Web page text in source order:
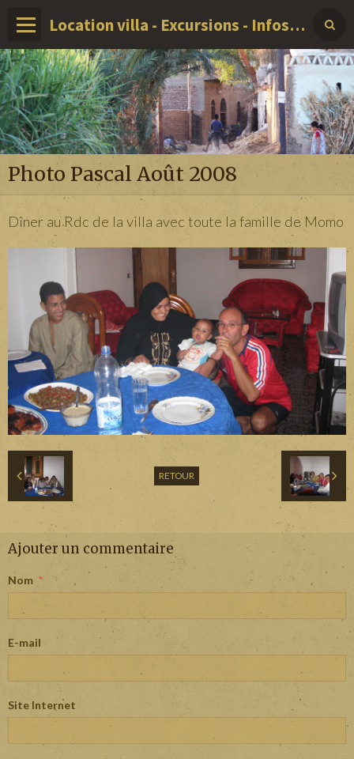
Location villa - Excursions - Infos sur LOUXOR - EGYPTE
Photo Pascal Août 2008
Dîner au Rdc de la villa avec toute la famille de Momo
RETOUR
Ajouter un commentaire
Nom
E-mail
Site Internet